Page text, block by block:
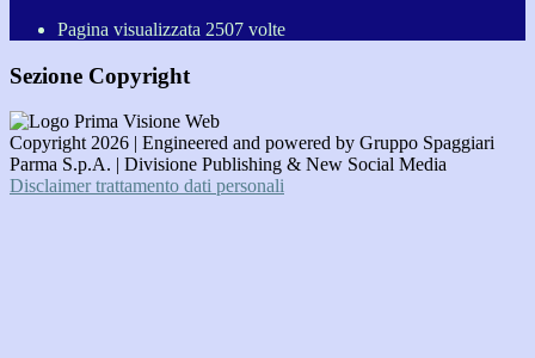
Pagina visualizzata 2507 volte
Sezione Copyright
Copyright 2026 | Engineered and powered by Gruppo Spaggiari
Parma S.p.A. | Divisione Publishing & New Social Media
Disclaimer trattamento dati personali